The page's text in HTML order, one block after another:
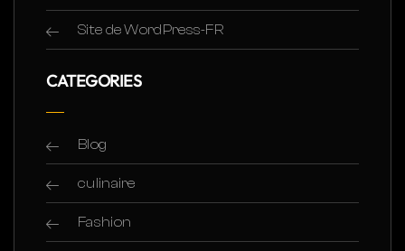
Site de WordPress-FR
CATEGORIES
Blog
culinaire
Fashion